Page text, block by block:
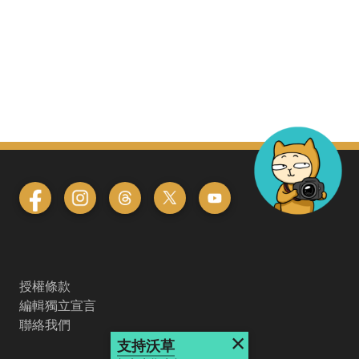
授權條款
編輯獨立宣言
聯絡我們
支持沃草 ×